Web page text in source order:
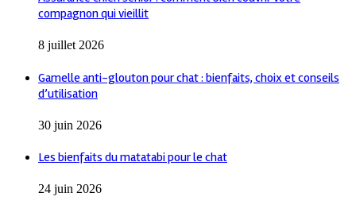
compagnon qui vieillit
8 juillet 2026
Gamelle anti-glouton pour chat : bienfaits, choix et conseils
d’utilisation
30 juin 2026
Les bienfaits du matatabi pour le chat
24 juin 2026